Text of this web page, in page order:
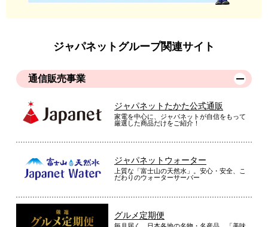
ジャパネットグループ関連サイト
通信販売事業
ジャパネットたかた公式通販
家電を中心に、ジャパネットが自信をもって
厳選した商品だけをご紹介！
ジャパネットウォーター
上質な「富士山の天然水」。安心・安全、こ
だわりのウォーターサーバー
グルメ定期便